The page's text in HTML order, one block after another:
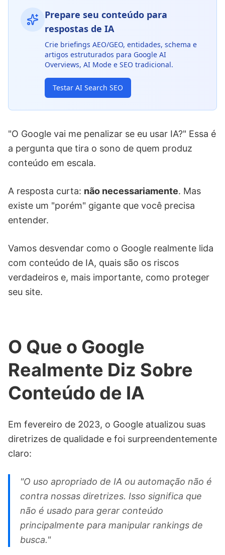
Prepare seu conteúdo para
respostas de IA
Crie briefings AEO/GEO, entidades, schema e
artigos estruturados para Google AI
Overviews, AI Mode e SEO tradicional.
Testar AI Search SEO
"O Google vai me penalizar se eu usar IA?" Essa é
a pergunta que tira o sono de quem produz
conteúdo em escala.
A resposta curta: não necessariamente. Mas
existe um "porém" gigante que você precisa
entender.
Vamos desvendar como o Google realmente lida
com conteúdo de IA, quais são os riscos
verdadeiros e, mais importante, como proteger
seu site.
O Que o Google
Realmente Diz Sobre
Conteúdo de IA
Em fevereiro de 2023, o Google atualizou suas
diretrizes de qualidade e foi surpreendentemente
claro:
"O uso apropriado de IA ou automação não é
contra nossas diretrizes. Isso significa que
não é usado para gerar conteúdo
principalmente para manipular rankings de
busca."